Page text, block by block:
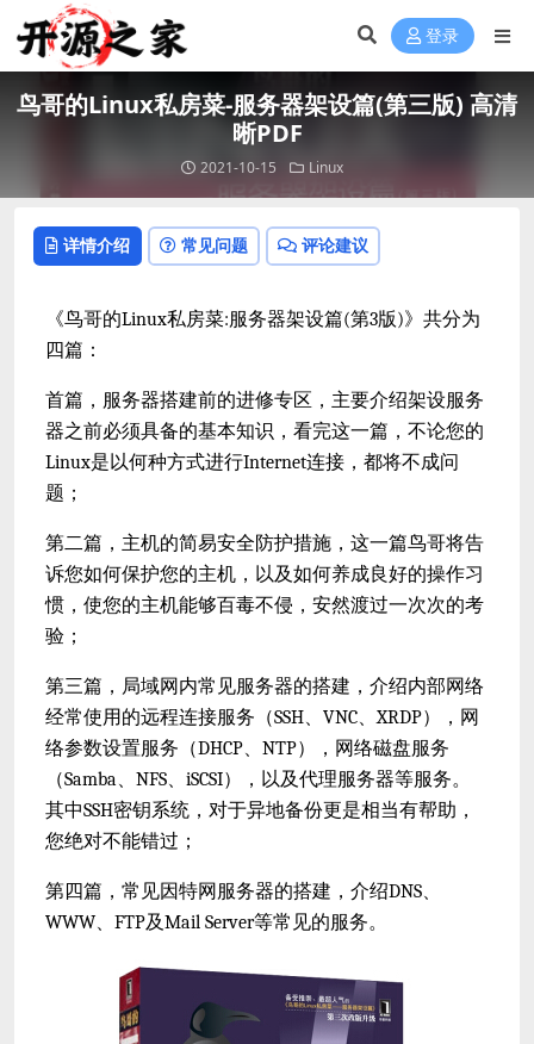
登录
鸟哥的Linux私房菜-服务器架设篇(第三版) 高清
晰PDF
2021-10-15 Linux
详情介绍 常见问题 评论建议
《鸟哥的Linux私房菜:服务器架设篇(第3版)》共分为
四篇：
首篇，服务器搭建前的进修专区，主要介绍架设服务
器之前必须具备的基本知识，看完这一篇，不论您的
Linux是以何种方式进行Internet连接，都将不成问
题；
第二篇，主机的简易安全防护措施，这一篇鸟哥将告
诉您如何保护您的主机，以及如何养成良好的操作习
惯，使您的主机能够百毒不侵，安然渡过一次次的考
验；
第三篇，局域网内常见服务器的搭建，介绍内部网络
经常使用的远程连接服务（SSH、VNC、XRDP），网
络参数设置服务（DHCP、NTP），网络磁盘服务
（Samba、NFS、iSCSI），以及代理服务器等服务。
其中SSH密钥系统，对于异地备份更是相当有帮助，
您绝对不能错过；
第四篇，常见因特网服务器的搭建，介绍DNS、
WWW、FTP及Mail Server等常见的服务。